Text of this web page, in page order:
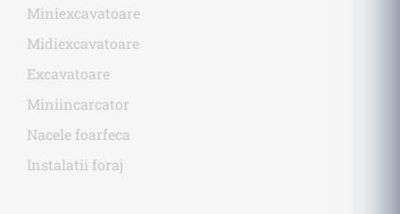
Miniexcavatoare
Midiexcavatoare
Excavatoare
Miniincarcator
Nacele foarfeca
Instalatii foraj